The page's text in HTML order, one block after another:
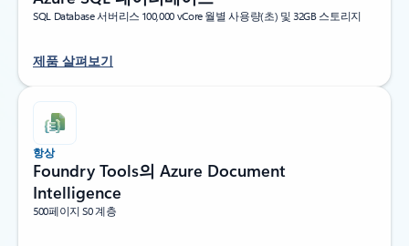
SQL Database 서버리스 100,000 vCore 월별 사용량(초) 및 32GB 스토리지
제품 살펴보기
항상
Foundry Tools의 Azure Document
Intelligence
500페이지 S0 계층